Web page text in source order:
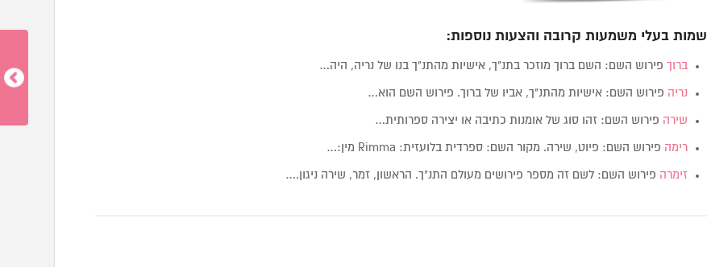
שמות בעלי משמעות קרובה והצעות נוספות:
ברוך פירוש השם: השם ברוך מוזכר בתנ"ך, אישיות מהתנ"ך בנו של נריה, היה…
נריה פירוש השם: אישיות מהתנ"ך, אביו של ברוך. פירוש השם הוא…
שירה פירוש השם: זהו סוג של אומנות כתיבה או יצירה ספרותית…
רימה פירוש השם: פיוט, שירה. מקור השם: ספרדית בלועזית: Rimma מין:…
זימרה פירוש השם: לשם זה מספר פירושים מעולם התנ"ך. הראשון, זמר, שירה ניגון.…